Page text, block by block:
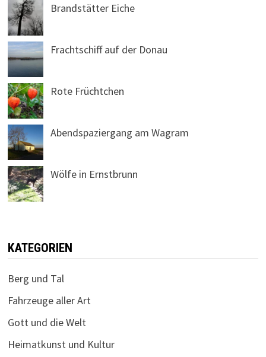
Brandstätter Eiche
Frachtschiff auf der Donau
Rote Früchtchen
Abendspaziergang am Wagram
Wölfe in Ernstbrunn
KATEGORIEN
Berg und Tal
Fahrzeuge aller Art
Gott und die Welt
Heimatkunst und Kultur